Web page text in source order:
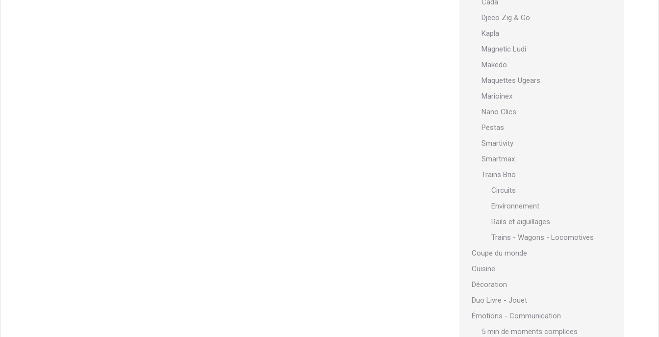
Cada
Djeco Zig & Go
Kapla
Magnetic Ludi
Makedo
Maquettes Ugears
Marioinex
Nano Clics
Pestas
Smartivity
Smartmax
Trains Brio
Circuits
Environnement
Rails et aiguillages
Trains - Wagons - Locomotives
Coupe du monde
Cuisine
Décoration
Duo Livre - Jouet
Émotions - Communication
5 min de moments complices